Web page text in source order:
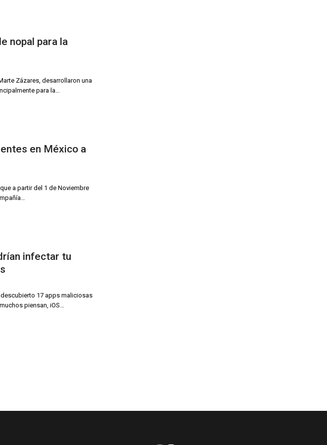
nopal para la
Zázares, desarrollaron una
para la
en México a
a partir del 1 de Noviembre
infectar tu
17 apps maliciosas
piensan, iOS